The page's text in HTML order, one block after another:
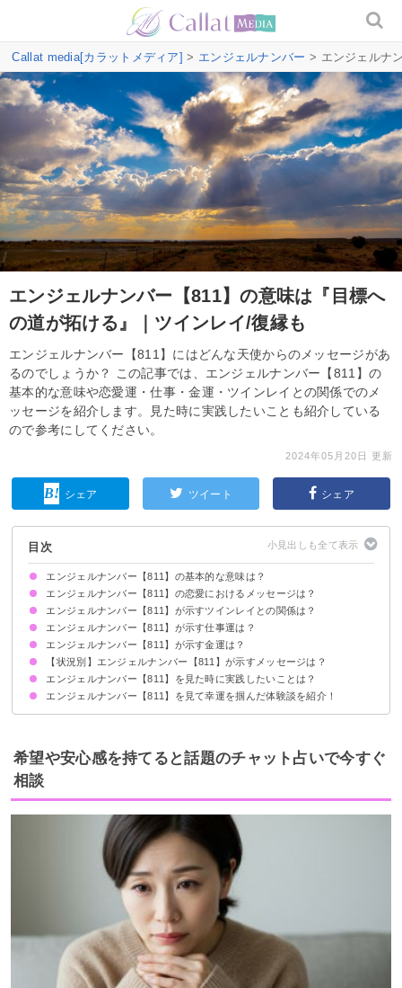
Callat media[カラットメディア] > エンジェルナンバー > エンジェルナ
エンジェルナンバー【811】の意味は『目標へ
の道が拓ける』｜ツインレイ/復縁も
エンジェルナンバー【811】にはどんな天使からのメッセージがあ
るのでしょうか？ この記事では、エンジェルナンバー【811】の
基本的な意味や恋愛運・仕事・金運・ツインレイとの関係でのメ
ッセージを紹介します。見た時に実践したいことも紹介している
ので参考にしてください。
2024年05月20日 更新
シェア ツイート シェア
目次
エンジェルナンバー【811】の基本的な意味は？
目標を叶えるための道は拓けました
必要なものは天使が授けてくれます
エンジェルナンバー【811】の恋愛におけるメッセージは？
片思いしている時
復縁したい時
恋人との関係について
エンジェルナンバー【811】が示すツインレイとの関係は？
ツインレイとの魂の結びつきが強まっています
サイレント期間の場合
エンジェルナンバー【811】が示す仕事運は？
エンジェルナンバー【811】が示す金運は？
【状況別】エンジェルナンバー【811】が示すメッセージは？
何度も【811】を見る場合
時計で【811】を見る場合
車のナンバープレートで【811】を見る場合
エンジェルナンバー【811】を見た時に実践したいことは？
やるべきことに優先順位付けをする
目標に向かってコツコツ努力する
叶えたいことを紙に書き出す
エンジェルナンバー【811】を見て幸運を掴んだ体験談を紹介！
恋愛観が変わったことで理想のパートナーに出会えた
起業を決意する後押しとなった
精神的に安定し何事もうまくいくようになった
希望や安心感を持てると話題のチャット占いで今すぐ
相談